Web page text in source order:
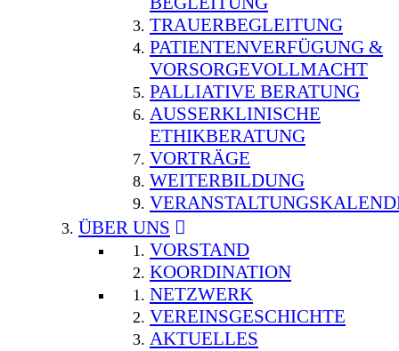
TRAUERBEGLEITUNG
PATIENTENVERFÜGUNG &
VORSORGEVOLLMACHT
PALLIATIVE BERATUNG
AUSSERKLINISCHE E
THIKBERATUNG
VORTRÄGE
WEITERBILDUNG
ÜBER UNS
VORSTAND
KOORDINATION
NETZWERK
VEREINSGESCHICHTE
AKTUELLES